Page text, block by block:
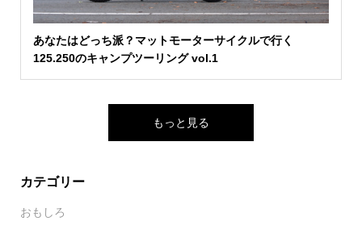
あなたはどっち派？マットモーターサイクルで行く
125.250のキャンプツーリング vol.1
もっと見る
カテゴリー
おもしろ